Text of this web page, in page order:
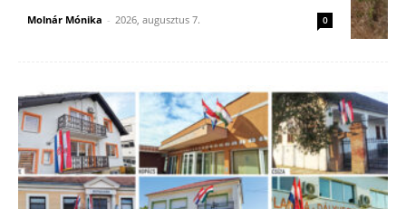
Molnár Mónika - 2026, augusztus 7. 0